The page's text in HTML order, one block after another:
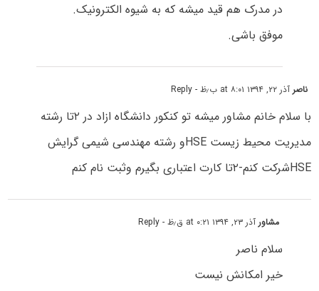
در مدرک هم قید میشه که به شیوه الکترونیک.
موفق باشی.
ناصرآذر ۲۲, ۱۳۹۴ at ۸:۰۱ ب٫ظ - Reply
با سلام خانم مشاور میشه تو کنکور دانشگاه ازاد در ۲تا رشته
مدیریت محیط زیست HSEو رشته مهندسی شیمی گرایش
HSEشرکت کنم-۲تا کارت اعتباری بگیرم وثبت نام کنم
مشاورآذر ۲۳, ۱۳۹۴ at ۰:۲۱ ق٫ظ - Reply
سلام ناصر
خیر امکانش نیست